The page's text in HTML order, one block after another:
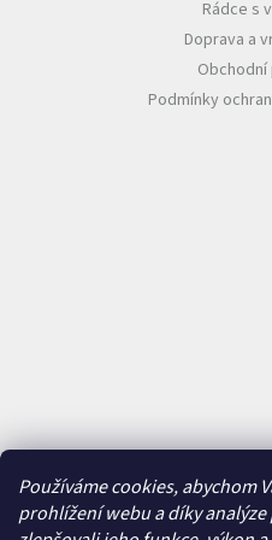
Používáme cookies, abychom
prohlížení webu a díky
Rádce s
Doprava a
Podmínky